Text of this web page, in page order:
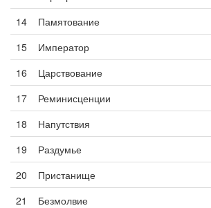
14
Памятование
15
Император
16
Царствование
17
Реминисценции
18
Напутствия
19
Раздумье
20
Пристанище
21
Безмолвие